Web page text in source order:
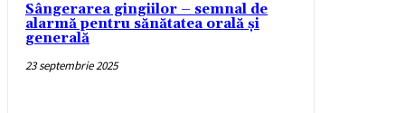
Sângerarea gingiilor – semnal de
alarmă pentru sănătatea orală și
generală
23 septembrie 2025